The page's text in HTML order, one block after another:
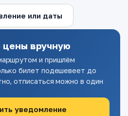
или даты
цены вручную
и пришлём
билет подешевеет до
отписаться можно в один
уведомление